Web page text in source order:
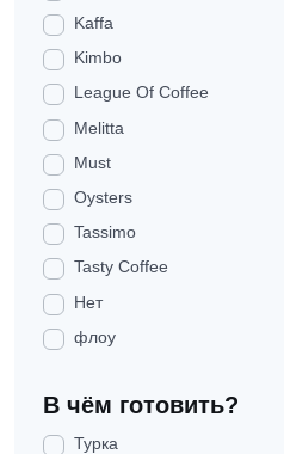
Kaffa
Kimbo
League Of Coffee
Melitta
Must
Oysters
Tassimo
Tasty Coffee
Нет
флоу
В чём готовить?
Турка